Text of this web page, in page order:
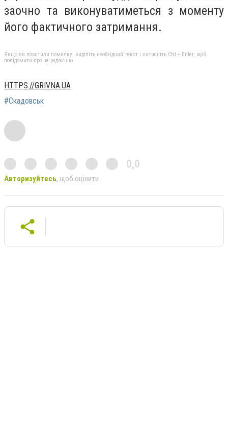
заочно та виконуватиметься з моменту
його фактичного затримання.
Якщо ви помітили помилку, виділіть необхідний текст і натисніть Ctrl + Enter, щоб
повідомити про це редакцію
HTTPS://GRIVNA.UA
#Скадовськ
0,0
Авторизуйтесь, щоб оцінити